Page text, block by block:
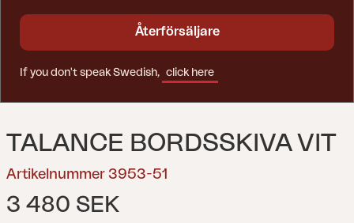
TALANCE BORDSSKIVA VIT
Artikelnummer 3953-51
3 480 SEK
Återförsäljare
If you don't speak Swedish, click here